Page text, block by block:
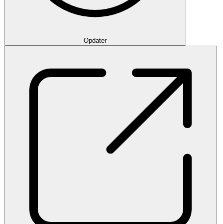
Opdater